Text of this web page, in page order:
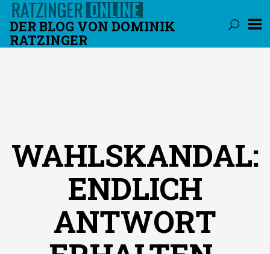
DER BLOG VON DOMINIK
RATZINGER
WAHLSKANDAL:
ENDLICH
ANTWORT